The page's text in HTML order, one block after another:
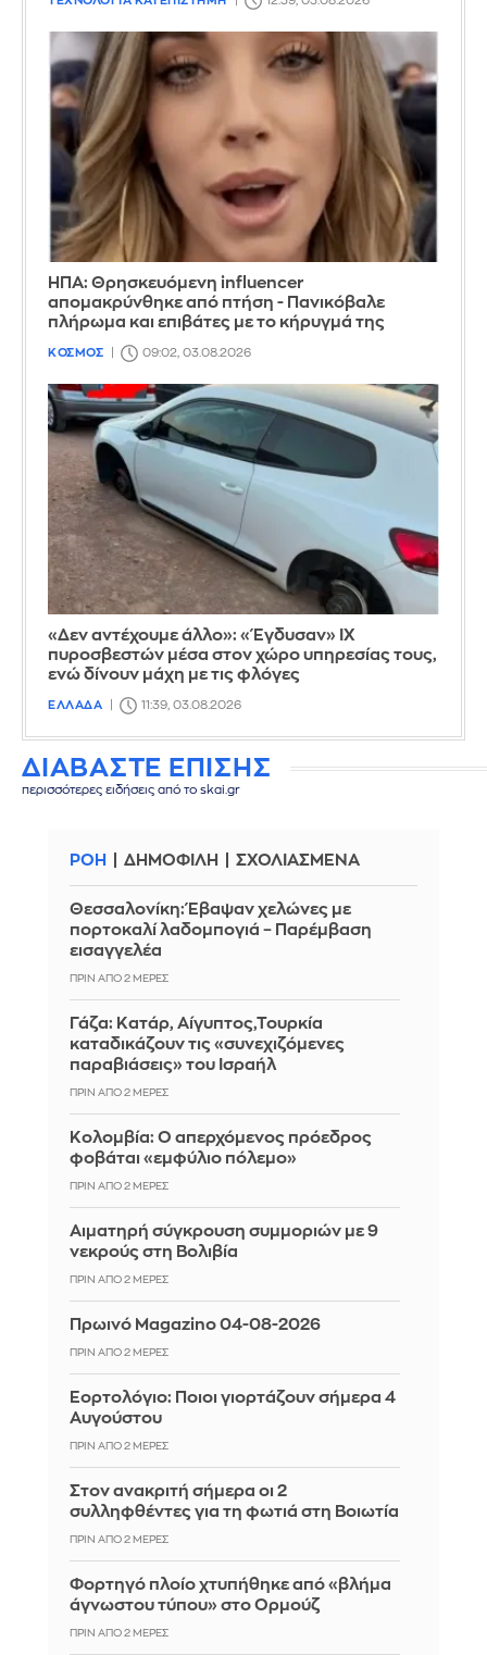
ΗΠΑ: Θρησκευόμενη influencer
απομακρύνθηκε από πτήση - Πανικόβαλε
πλήρωμα και επιβάτες με το κήρυγμά της
ΚΟΣΜΟΣ 09:02, 03.08.2026
«Δεν αντέχουμε άλλο»: «Έγδυσαν» ΙΧ
πυροσβεστών μέσα στον χώρο υπηρεσίας τους,
ενώ δίνουν μάχη με τις φλόγες
ΕΛΛΑΔΑ 11:39, 03.08.2026
ΔΙΑΒΑΣΤΕ ΕΠΙΣΗΣ
περισσότερες ειδήσεις από το skai.gr
ΡΟΗ ΔΗΜΟΦΙΛΗ ΣΧΟΛΙΑΣΜΕΝΑ
Θεσσαλονίκη: Έβαψαν χελώνες με
πορτοκαλί λαδομπογιά – Παρέμβαση
εισαγγελέα
ΠΡΙΝ ΑΠΌ 2 ΜΈΡΕΣ
Γάζα: Κατάρ, Αίγυπτος,Τουρκία
καταδικάζουν τις «συνεχιζόμενες
παραβιάσεις» του Ισραήλ
ΠΡΙΝ ΑΠΌ 2 ΜΈΡΕΣ
Κολομβία: Ο απερχόμενος πρόεδρος
φοβάται «εμφύλιο πόλεμο»
ΠΡΙΝ ΑΠΌ 2 ΜΈΡΕΣ
Αιματηρή σύγκρουση συμμοριών με 9
νεκρούς στη Βολιβία
ΠΡΙΝ ΑΠΌ 2 ΜΈΡΕΣ
Πρωινό Magazino 04-08-2026
ΠΡΙΝ ΑΠΌ 2 ΜΈΡΕΣ
Εορτολόγιο: Ποιοι γιορτάζουν σήμερα 4
Αυγούστου
ΠΡΙΝ ΑΠΌ 2 ΜΈΡΕΣ
Στον ανακριτή σήμερα οι 2
συλληφθέντες για τη φωτιά στη Βοιωτία
ΠΡΙΝ ΑΠΌ 2 ΜΈΡΕΣ
Φορτηγό πλοίο χτυπήθηκε από «βλήμα
άγνωστου τύπου» στο Ορμούζ
ΠΡΙΝ ΑΠΌ 2 ΜΈΡΕΣ